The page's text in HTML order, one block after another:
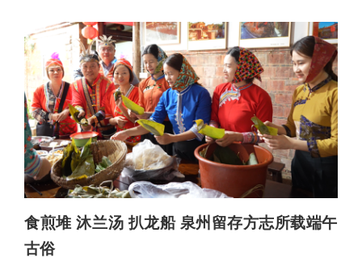
食煎堆 沐兰汤 扒龙船 泉州留存方志所载端午
古俗